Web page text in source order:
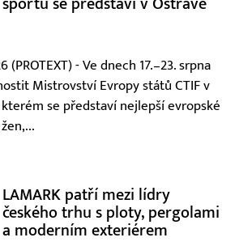
sportu se představí v Ostravě
(PROTEXT) - Ve dnech 17.–23. srpna
Mistrovství Evropy států CTIF v
se představí nejlepší evropské
LAMARK patří mezi lídry
českého trhu s ploty, pergolami
a moderním exteriérem